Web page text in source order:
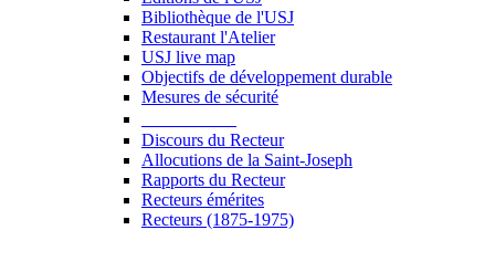
Bibliothèque de l'USJ
Restaurant l'Atelier
USJ live map
Objectifs de développement durable
Mesures de sécurité
Discours du Recteur
Allocutions de la Saint-Joseph
Rapports du Recteur
Recteurs émérites
Recteurs (1875-1975)